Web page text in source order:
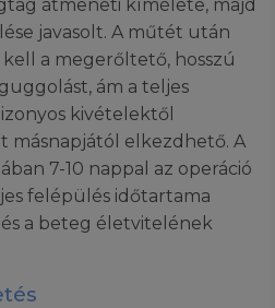
átmeneti kímélete, majd
javasolt. A műtét után
a megerőltető, hosszú
ám a teljes
kivételektől
másnapjától elkezdhető. A
7-10 nappal az operáció
felépülés időtartama
a beteg életvitelének